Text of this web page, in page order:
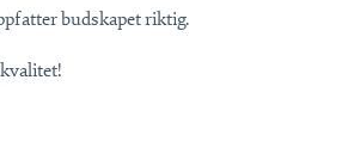
budskapet riktig.